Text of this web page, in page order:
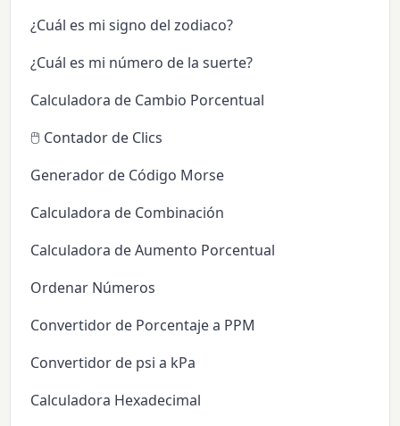
¿Cuál es mi signo del zodiaco?
¿Cuál es mi número de la suerte?
Calculadora de Cambio Porcentual
🖱️ Contador de Clics
Generador de Código Morse
Calculadora de Combinación
Calculadora de Aumento Porcentual
Ordenar Números
Convertidor de Porcentaje a PPM
Convertidor de psi a kPa
Calculadora Hexadecimal